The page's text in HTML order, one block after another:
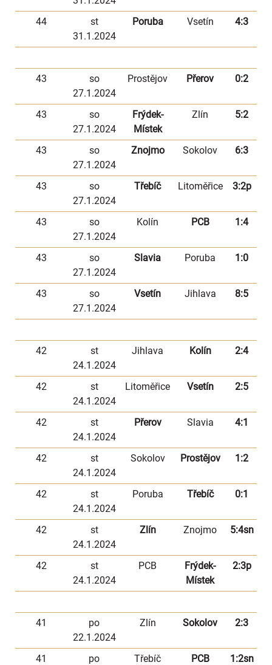
44
st
31.1.2024
Poruba Vsetín 4:3
43
so
27.1.2024
Prostějov Přerov 0:2
43
so
27.1.2024
Frýdek-
Místek
Zlín 5:2
43
so
27.1.2024
Znojmo Sokolov 6:3
43
so
27.1.2024
Třebíč Litoměřice 3:2p
43
so
27.1.2024
Kolín PCB 1:4
43
so
27.1.2024
Slavia Poruba 1:0
43
so
27.1.2024
Vsetín Jihlava 8:5
42
st
24.1.2024
Jihlava Kolín 2:4
42
st
24.1.2024
Litoměřice Vsetín 2:5
42
st
24.1.2024
Přerov Slavia 4:1
42
st
24.1.2024
Sokolov Prostějov 1:2
42
st
24.1.2024
Poruba Třebíč 0:1
42
st
24.1.2024
Zlín Znojmo 5:4sn
42
st
24.1.2024
PCB
Frýdek-
Místek
2:3p
41
po
22.1.2024
Zlín Sokolov 2:3
41
po
Třebíč PCB 1:2sn